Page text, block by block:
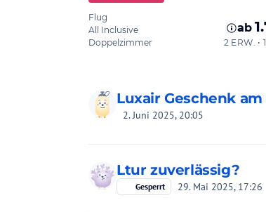
Luxair Geschenk
2. Juni 2025, 20:05
Ltur zuverlässig?
Gesperrt 29. Mai 2025, 17:26